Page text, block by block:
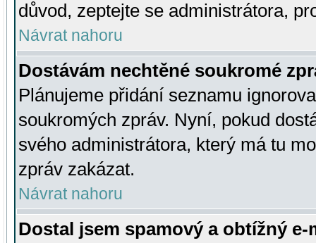
důvod, zeptejte se administrátora,
Návrat nahoru
Dostávám nechtěné soukromé
Plánujeme přidání seznamu
soukromých zpráv. Nyní, pokud
svého administrátora, který má tu
zpráv zakázat.
Návrat nahoru
Dostal jsem spamový a obtížný